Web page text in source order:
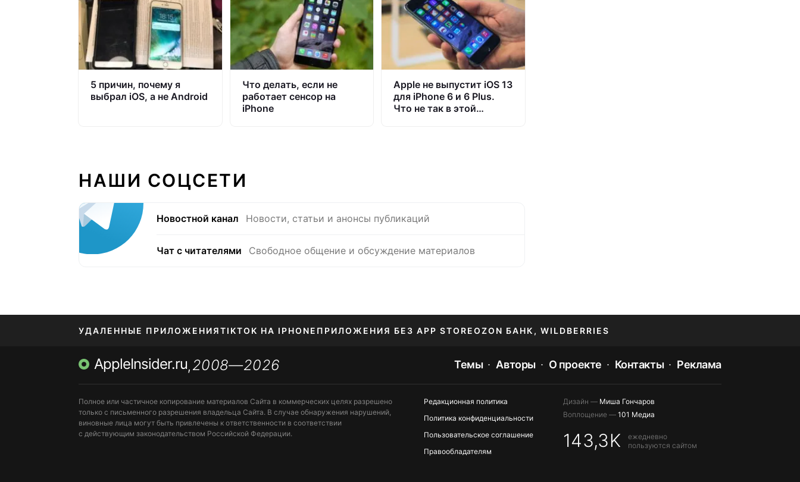
5 причин, почему я
выбрал iOS, а не Android
Что делать, если не
работает сенсор на
iPhone
Apple не выпустит iOS 13
для iPhone 6 и 6 Plus.
Что не так в этой
НАШИ СОЦСЕТИ
Новостной канал Новости, статьи и анонсы публикаций
Чат с читателями Свободное общение и обсуждение материалов
УДАЛЕННЫЕ ПРИЛОЖЕНИЯTIKTOK НА IPHONE ПРИЛОЖЕНИЯ БЕЗ APP STOREOZON БАНК, WILDBERRIES
МЕССЕНДЖЕРЫ KAKAOTALK, B…ПОПОЛНЕНИЕ APPLE ID
AppleInsider.ru, 2008—2026 Темы Авторы О проекте Контакты Реклама
Полное или частичное копирование материалов Сайта в коммерческих целях разрешено
только с письменного разрешения владельца Сайта. В случае обнаружения нарушений,
виновные лица могут быть привлечены к ответственности в соответствии
с действующим законодательством Российской Федерации.
Редакционная политика
Политика конфиденциальности
Пользовательское соглашение
Правообладателям
Дизайн — Миша Гончаров
Воплощение — 101 Медиа
143,3K
ежедневно
пользуются сайтом